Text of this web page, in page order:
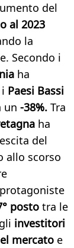
del
al 2023
la
Secondo i
ha
i Paesi Bassi
un -38%. Tra
ha
del
allo scorso
posto tra le
investitori
mercato e